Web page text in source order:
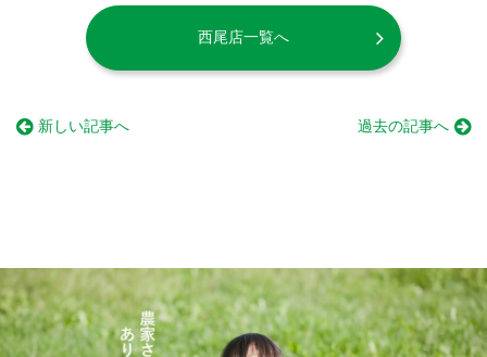
西尾店一覧へ
新しい記事へ 過去の記事へ